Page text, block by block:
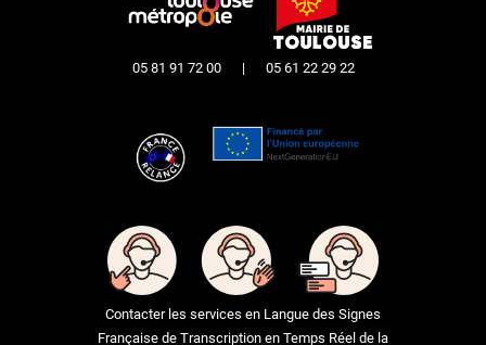
05 81 91 72 00 | 05 61 22 29 22
Contacter les services en Langue des Signes
Française de Transcription en Temps Réel de la